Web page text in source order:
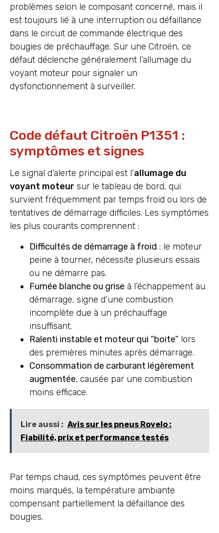
problèmes selon le composant concerné, mais il
est toujours lié à une interruption ou défaillance
dans le circuit de commande électrique des
bougies de préchauffage. Sur une Citroën, ce
défaut déclenche généralement l’allumage du
voyant moteur pour signaler un
dysfonctionnement à surveiller.
Code défaut Citroën P1351 :
symptômes et signes
Le signal d’alerte principal est l’allumage du
voyant moteur sur le tableau de bord, qui
survient fréquemment par temps froid ou lors de
tentatives de démarrage difficiles. Les symptômes
les plus courants comprennent :
Difficultés de démarrage à froid : le moteur
peine à tourner, nécessite plusieurs essais
ou ne démarre pas.
Fumée blanche ou grise à l’échappement au
démarrage, signe d’une combustion
incomplète due à un préchauffage
insuffisant.
Ralenti instable et moteur qui “boite” lors
des premières minutes après démarrage.
Consommation de carburant légèrement
augmentée, causée par une combustion
moins efficace.
Lire aussi : Avis sur les pneus Rovelo :
Fiabilité, prix et performance testés
Par temps chaud, ces symptômes peuvent être
moins marqués, la température ambiante
compensant partiellement la défaillance des
bougies.